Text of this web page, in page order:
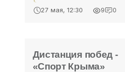
полуострова. В нём
«Кызылташ» принимал на
коллектива подзабыли
радость
27 мая, 12:30 9 0
Дистанция побед -
«Спорт Крыма»